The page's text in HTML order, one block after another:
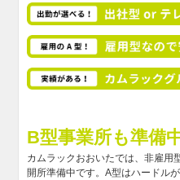
B型事業所も準備
カムラックおおいたでは、非雇用
開所準備中です。A型はハードル